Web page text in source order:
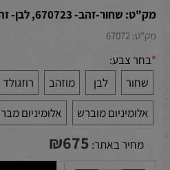
מק"ט: שחור-זהב- 670723, לבן- זהב- 670721
מק"ט: 67072
*בחר צבע:
שחור
לבן מוזהב רוזגולד
אלומיניום מוברש
אלומיניום
מחיר באתר: ₪675